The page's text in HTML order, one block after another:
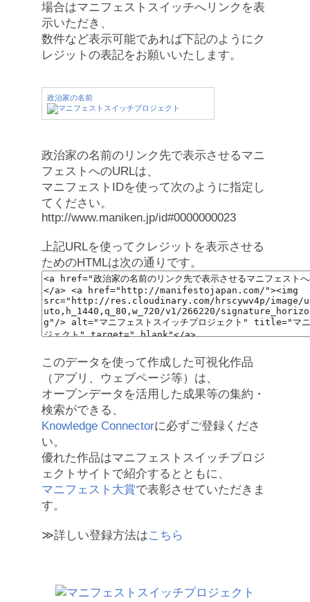
場合はマニフェストスイッチへリンクを表
示いただき、
数件など表示可能であれば下記のようにク
レジットの表記をお願いいたします。
政治家の名前
政治家の名前のリンク先で表示させるマニ
フェストへのURLは、
マニフェストIDを使って次のように指定し
てください。
http://www.maniken.jp/id#0000000023
上記URLを使ってクレジットを表示させる
ためのHTMLは次の通りです。
このデータを使って作成した可視化作品
（アプリ、ウェブページ等）は、
オープンデータを活用した成果等の集約・
検索ができる、
Knowledge Connectorに必ずご登録くださ
い。
優れた作品はマニフェストスイッチプロジ
ェクトサイトで紹介するとともに、
マニフェスト大賞で表彰させていただきま
す。
≫詳しい登録方法はこちら